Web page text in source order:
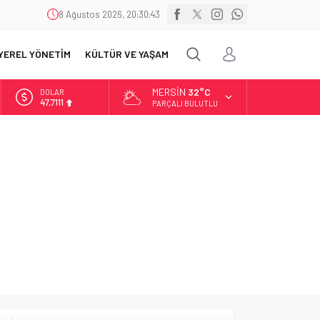
8 Ağustos 2026, 20:30:43
YÖNETİM KÜLTÜR VE YAŞAM
DOLAR
47,7111
MERSIN 32°C
PARÇALI BULUTLU